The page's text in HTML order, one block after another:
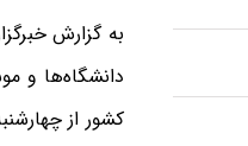
دانشگاه‌ها و